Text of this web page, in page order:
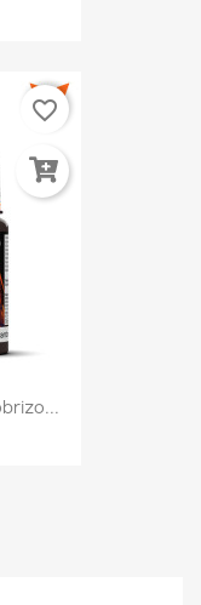
favorite_border